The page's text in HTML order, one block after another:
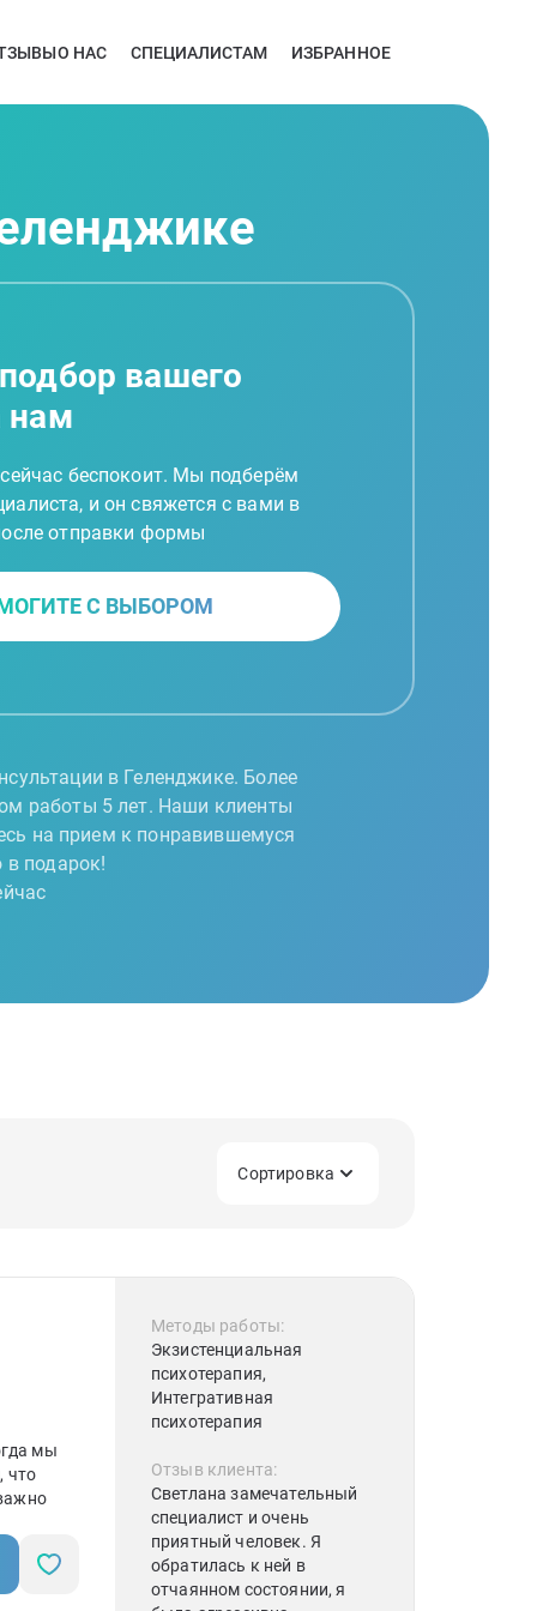
О НАС СПЕЦИАЛИСТАМ ИЗБРАННОЕ
вашего
нам
беспокоит. Мы подберём
и он свяжется с вами в
отправки формы
С ВЫБОРОМ
в Геленджике. Более
работы 5 лет. Наши клиенты
на прием к понравившемуся
в подарок!
Сортировка
мы
что
Методы работы:
Экзистенциальная
психотерапия,
Интегративная
психотерапия
Отзыв клиента:
Светлана замечательный
специалист и очень
приятный человек. Я
обратилась к ней в
отчаянном состоянии, я